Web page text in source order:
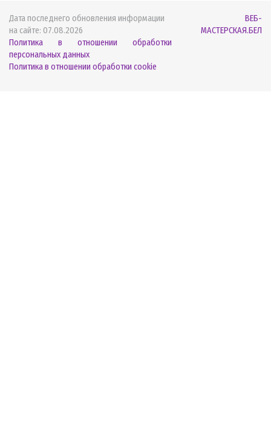
Дата последнего обновления информации
на сайте: 07.08.2026
Политика в отношении обработки
персональных данных
Политика в отношении обработки cookie
ВЕБ-
МАСТЕРСКАЯ.БЕЛ